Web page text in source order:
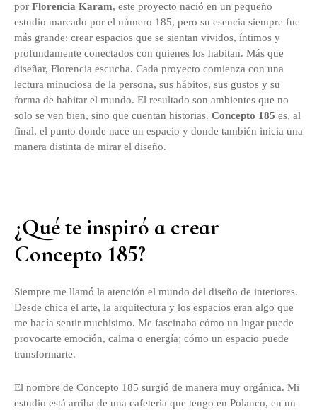
por Florencia Karam, este proyecto nació en un pequeño
estudio marcado por el número 185, pero su esencia siempre fue
más grande: crear espacios que se sientan vividos, íntimos y
profundamente conectados con quienes los habitan. Más que
diseñar, Florencia escucha. Cada proyecto comienza con una
lectura minuciosa de la persona, sus hábitos, sus gustos y su
forma de habitar el mundo. El resultado son ambientes que no
solo se ven bien, sino que cuentan historias. Concepto 185 es, al
final, el punto donde nace un espacio y donde también inicia una
manera distinta de mirar el diseño.
¿Qué te inspiró a crear
Concepto 185?
Siempre me llamó la atención el mundo del diseño de interiores.
Desde chica el arte, la arquitectura y los espacios eran algo que
me hacía sentir muchísimo. Me fascinaba cómo un lugar puede
provocarte emoción, calma o energía; cómo un espacio puede
transformarte.
El nombre de Concepto 185 surgió de manera muy orgánica. Mi
estudio está arriba de una cafetería que tengo en Polanco, en un